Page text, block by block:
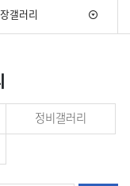
갤러리
정비갤러리